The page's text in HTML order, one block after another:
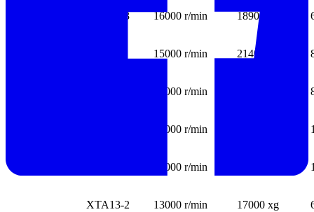
XTA16-3 16000 r/min 18900 xg
15000 r/min 21400 xg
14000 r/min
13000 r/min
12000 r/min
XTA13-2 13000 r/min 17000 xg